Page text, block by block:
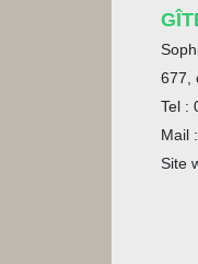
677,
Tel :
Mail :
Site